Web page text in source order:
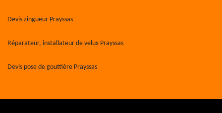
Devis zingueur Prayssas
Réparateur, installateur de velux Prayssas
Devis pose de gouttière Prayssas